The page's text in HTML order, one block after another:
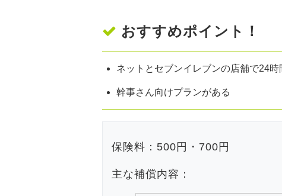
おすすめポイント！
ネットとセブンイレブンの店舗で24時
幹事さん向けプランがある
保険料：500円・700円
主な補償内容：